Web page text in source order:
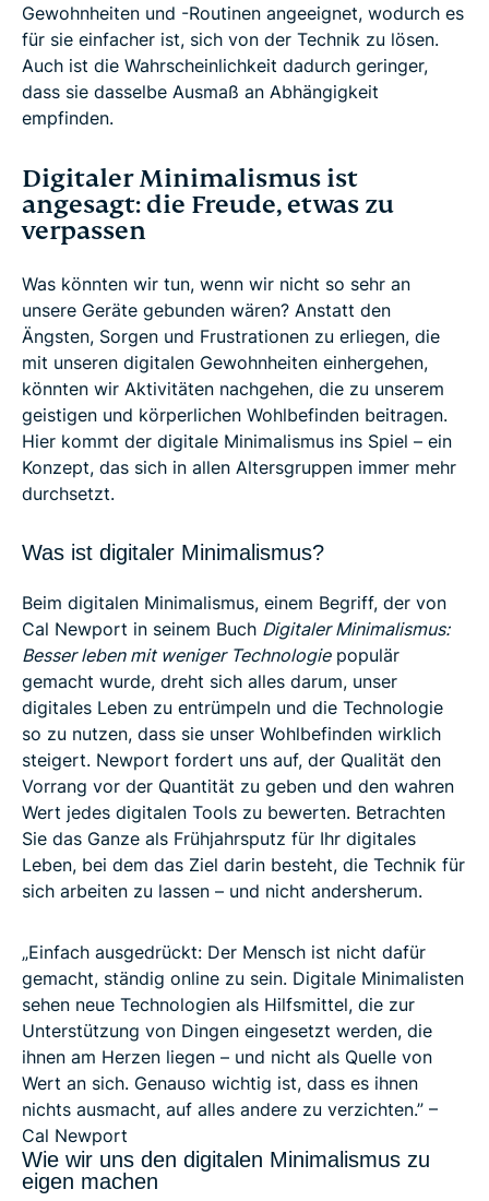
Gewohnheiten und -Routinen angeeignet, wodurch es
für sie einfacher ist, sich von der Technik zu lösen.
Auch ist die Wahrscheinlichkeit dadurch geringer,
dass sie dasselbe Ausmaß an Abhängigkeit
empfinden.
Digitaler Minimalismus ist
angesagt: die Freude, etwas zu
verpassen
Was könnten wir tun, wenn wir nicht so sehr an
unsere Geräte gebunden wären? Anstatt den
Ängsten, Sorgen und Frustrationen zu erliegen, die
mit unseren digitalen Gewohnheiten einhergehen,
könnten wir Aktivitäten nachgehen, die zu unserem
geistigen und körperlichen Wohlbefinden beitragen.
Hier kommt der digitale Minimalismus ins Spiel – ein
Konzept, das sich in allen Altersgruppen immer mehr
durchsetzt.
Was ist digitaler Minimalismus?
Beim digitalen Minimalismus, einem Begriff, der von
Cal Newport in seinem Buch Digitaler Minimalismus:
Besser leben mit weniger Technologiepopulär
gemacht wurde, dreht sich alles darum, unser
digitales Leben zu entrümpeln und die Technologie
so zu nutzen, dass sie unser Wohlbefinden wirklich
steigert. Newport fordert uns auf, der Qualität den
Vorrang vor der Quantität zu geben und den wahren
Wert jedes digitalen Tools zu bewerten. Betrachten
Sie das Ganze als Frühjahrsputz für Ihr digitales
Leben, bei dem das Ziel darin besteht, die Technik für
sich arbeiten zu lassen – und nicht andersherum.
„Einfach ausgedrückt: Der Mensch ist nicht dafür
gemacht, ständig online zu sein. Digitale Minimalisten
sehen neue Technologien als Hilfsmittel, die zur
Unterstützung von Dingen eingesetzt werden, die
ihnen am Herzen liegen – und nicht als Quelle von
Wert an sich. Genauso wichtig ist, dass es ihnen
nichts ausmacht, auf alles andere zu verzichten.” –
Cal Newport
Wie wir uns den digitalen Minimalismus zu
eigen machen